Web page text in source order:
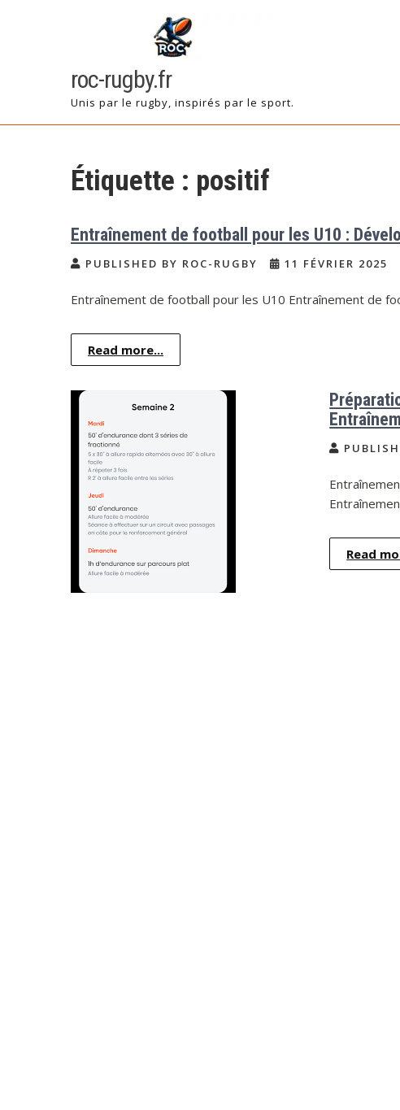
roc-rugby.fr
Unis par le rugby, inspirés par le sport.
Étiquette : positif
Entraînement de football pour les U10 :
PUBLISHED BY ROC-RUGBY 11 FÉVRIER 2025
Entraînement de football pour les U10 Entraînement de
Read more...
Read